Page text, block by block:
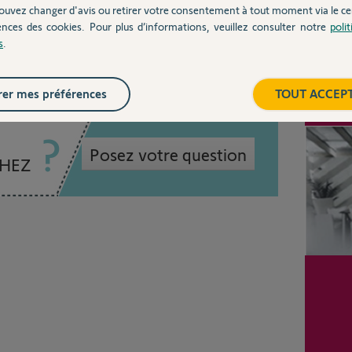
an
Posez votre question
changer d'avis ou retirer votre consentement à tout moment via le
des cookies. Pour plus d’informations, veuillez consulter notre
TOUT
mes préférences